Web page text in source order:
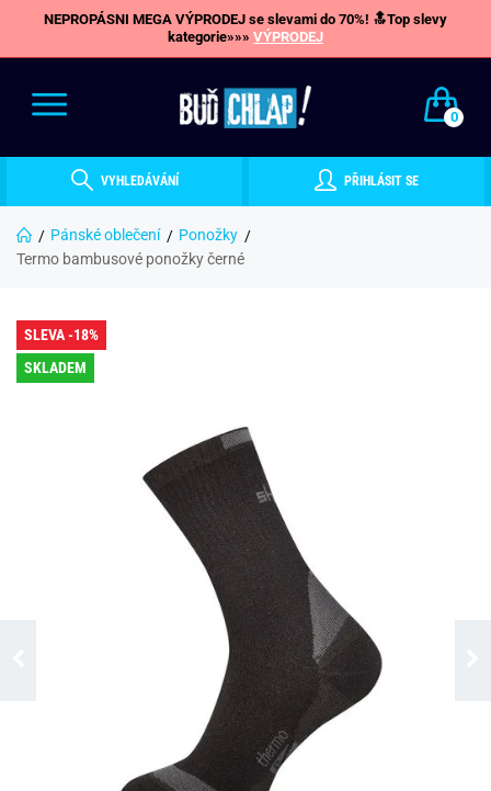
NEPROPÁSNI MEGA VÝPRODEJ se slevami do 70%! 🔝Top slevy
kategorie»»» VÝPRODEJ
0
VYHLEDÁVÁNÍ PŘIHLÁSIT SE
Pánské oblečení
Ponožky
Termo bambusové ponožky černé
SLEVA -18%
SKLADEM